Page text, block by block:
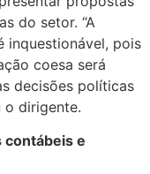
do setor. “A
inquestionável, pois
coesa será
decisões políticas
o dirigente.
contábeis e